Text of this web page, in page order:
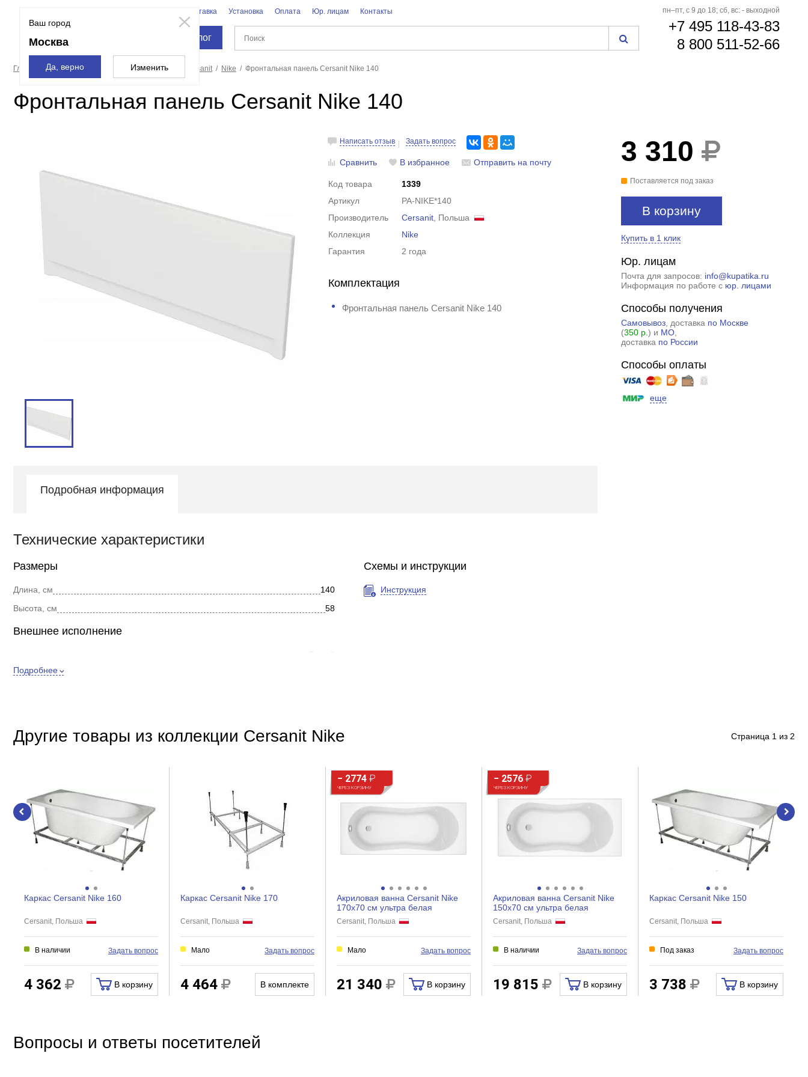
Ваш город
Москва
Да, верно Изменить
Доставка Установка Оплата Юр. лицам Контакты
Каталог
пн–пт, с 9 до 18; сб, вс: - выходной
+7 495 118-43-83
8 800 511-52-66
Главная страница Экраны для ванн Cersanit Nike Фронтальная панель Cersanit Nike 140
Фронтальная панель Cersanit Nike 140
Написать отзыв Задать вопрос
Сравнить В избранное Отправить на почту
Код товара
1339
Артикул
PA-NIKE*140
Производитель
Cersanit , Польша
Коллекция
Nike
Гарантия
2 года
Комплектация
Фронтальная панель Cersanit Nike 140
3 310
Поставляется под заказ
В корзину
Купить в 1 клик
Юр. лицам
Почта для запросов: info@kupatika.ru
Информация по работе с юр. лицами
Способы получения
Самовывоз, доставка по Москве
(350 р. ) и МО,
доставка по России
Способы оплаты
еще
Подробная информация
Технические характеристики
Размеры
Длина, см
140
Высота, см
58
Внешнее исполнение
Форма
Дополнительно
Фронтальное
Регулировка высоты
Нет
Регулировка ширины
Дверки
Подробнее
Схемы и инструкции
Инструкция
Другие товары из коллекции Cersanit Nike Страница 1 из 2
Каркас Cersanit Nike 160
Cersanit, Польша
В наличии Задать вопрос
4 362 В корзину
Каркас Cersanit Nike 170
Cersanit, Польша
Мало Задать вопрос
4 464 В комплекте
− 2774 ₽
ЧЕРЕЗ КОРЗИНУ
Акриловая ванна Cersanit Nike
170x70 см ультра белая
Cersanit, Польша
Мало Задать вопрос
21 340 В корзину
− 2576 ₽
ЧЕРЕЗ КОРЗИНУ
Акриловая ванна Cersanit Nike
150x70 см ультра белая
Cersanit, Польша
В наличии Задать вопрос
19 815 В корзину
Каркас Cersanit Nike 150
Cersanit, Польша
Под заказ Задать вопрос
3 738 В корзину
Вопросы и ответы посетителей